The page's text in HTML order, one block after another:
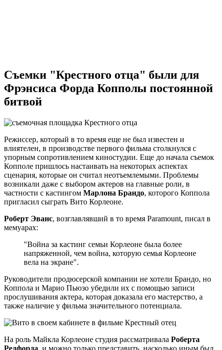
Съемки "Крестного отца" были для
Фрэнсиса Форда Копполы постоянной
битвой
Режиссер, который в то время еще не был известен и
влиятелен, в производстве первого фильма столкнулся с
упорным сопротивлением киностудии. Еще до начала съемок
Копполе пришлось настаивать на некоторых аспектах
сценария, которые он считал неотъемлемыми. Проблемы
возникали даже с выбором актеров на главные роли, в
частности с кастингом Марлона Брандо, которого Коппола
пригласил сыграть Вито Корлеоне.
Роберт Эванс, возглавлявший в то время Paramount, писал в
мемуарах:
"Война за кастинг семьи Корлеоне была более
напряженной, чем война, которую семья Корлеоне
вела на экране".
Руководители продюсерской компании не хотели Брандо, но
Коппола и Марио Пьюзо убедили их с помощью записи
прослушивания актера, которая доказала его мастерство, а
также наличие у фильма значительного потенциала.
На роль Майкла Корлеоне студия рассматривала Роберта
Редфорда , и можно только представить, насколько иным был